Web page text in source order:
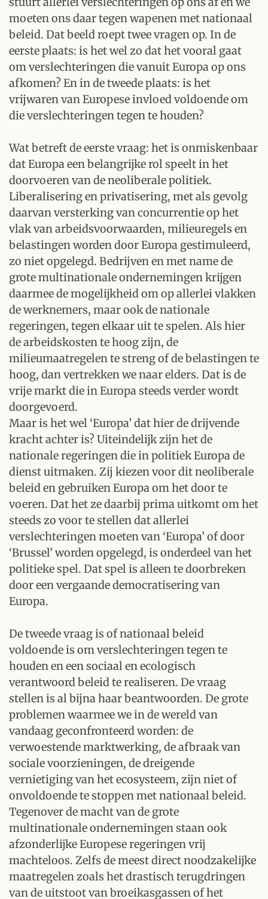
moeten ons daar tegen wapenen met nationaal
beleid. Dat beeld roept twee vragen op. In de
eerste plaats: is het wel zo dat het vooral gaat
om verslechteringen die vanuit Europa op ons
afkomen? En in de tweede plaats: is het
vrijwaren van Europese invloed voldoende om
die verslechteringen tegen te houden?
Wat betreft de eerste vraag: het is onmiskenbaar
dat Europa een belangrijke rol speelt in het
doorvoeren van de neoliberale politiek.
Liberalisering en privatisering, met als gevolg
daarvan versterking van concurrentie op het
vlak van arbeidsvoorwaarden, milieuregels en
belastingen worden door Europa gestimuleerd,
zo niet opgelegd. Bedrijven en met name de
grote multinationale ondernemingen krijgen
daarmee de mogelijkheid om op allerlei vlakken
de werknemers, maar ook de nationale
regeringen, tegen elkaar uit te spelen. Als hier
de arbeidskosten te hoog zijn, de
milieumaatregelen te streng of de belastingen te
hoog, dan vertrekken we naar elders. Dat is de
vrije markt die in Europa steeds verder wordt
doorgevoerd.
Maar is het wel ‘Europa’ dat hier de drijvende
kracht achter is? Uiteindelijk zijn het de
nationale regeringen die in politiek Europa de
dienst uitmaken. Zij kiezen voor dit neoliberale
beleid en gebruiken Europa om het door te
voeren. Dat het ze daarbij prima uitkomt om het
steeds zo voor te stellen dat allerlei
verslechteringen moeten van ‘Europa’ of door
‘Brussel’ worden opgelegd, is onderdeel van het
politieke spel. Dat spel is alleen te doorbreken
door een vergaande democratisering van
Europa.
De tweede vraag is of nationaal beleid
voldoende is om verslechteringen tegen te
houden en een sociaal en ecologisch
verantwoord beleid te realiseren. De vraag
stellen is al bijna haar beantwoorden. De grote
problemen waarmee we in de wereld van
vandaag geconfronteerd worden: de
verwoestende marktwerking, de afbraak van
sociale voorzieningen, de dreigende
vernietiging van het ecosysteem, zijn niet of
onvoldoende te stoppen met nationaal beleid.
Tegenover de macht van de grote
multinationale ondernemingen staan ook
afzonderlijke Europese regeringen vrij
machteloos. Zelfs de meest direct noodzakelijke
maatregelen zoals het drastisch terugdringen
van de uitstoot van broeikasgassen of het